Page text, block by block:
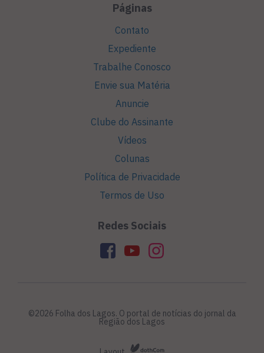
Páginas
Contato
Expediente
Trabalhe Conosco
Envie sua Matéria
Anuncie
Clube do Assinante
Vídeos
Colunas
Política de Privacidade
Termos de Uso
Redes Sociais
©2026 Folha dos Lagos. O portal de notícias do jornal da
Região dos Lagos